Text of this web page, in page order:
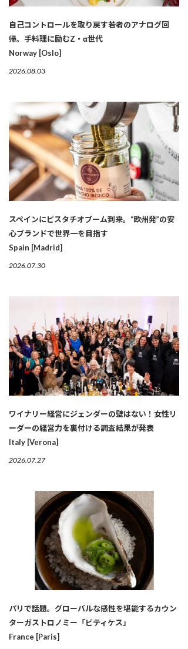
自己コントロールを取り戻す若者のアナログ回
帰。手料理に励むZ・α世代
Norway [Oslo]
2026.08.03
スペインにピスタチオブーム到来。“欧州発”の安
心ブランドで世界一を目指す
Spain [Madrid]
2026.07.30
ワイナリー経営にジェンダーの壁はない！女性リ
ーダーの経営力を裏付ける調査結果が発表
Italy [Verona]
2026.07.27
パリで話題。グローバルな感性を堪能するカウン
ターガストロノミー「ビティケス」
France [Paris]